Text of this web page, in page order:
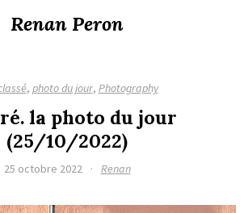
Renan Peron
, photo du jour, Photography
la photo du jour
(25/10/2022)
25 octobre 2022 · Renan